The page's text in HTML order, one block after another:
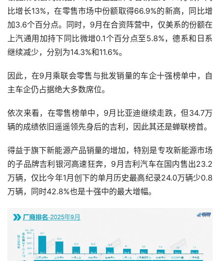
比增长13%，在零售市场中份额取得66.9%的新高，同比增
加3.6个百分点。同时，9月在合资阵营中，仅美系的份额在
上汽通用加持下同比微增0.1个百分点至5.8%，德系和日系
继续减少，分别为14.3%和11.6%。
因此，在9月乘联会零售与批发销量的车企十强榜单中，自
主车企仍占据绝大多数席位。
依次来看，在零售榜单中，9月比亚迪继续走跌，但34.7万
辆的成绩依旧遥遥领先身后的吉利，因此其还是蝉联榜首。
得益于旗下新能源产品销量的增加，特别是专攻新能源市场
的子品牌吉利银河高速狂奔，9月吉利汽车在国内售出23.2
万辆，仅比今年1月创下的单月历史最高纪录24.0万辆少0.8
万辆，同时42.8%也是十强中的最大增幅。